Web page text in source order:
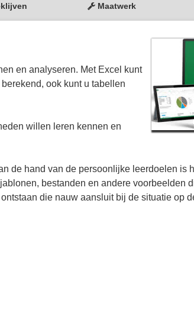
Maatwerk
en analyseren. Met Excel kunt
ook kunt u tabellen
willen leren kennen en
de hand van de persoonlijke leerdoelen is
bestanden en andere voorbeelden
die nauw aansluit bij de situatie op